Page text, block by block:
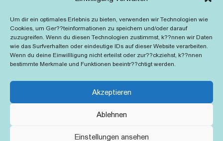
Um dir ein optimales Erlebnis zu bieten, verwenden wir Technologien wie
Cookies, um Ger??teinformationen zu speichern und/oder darauf
zuzugreifen. Wenn du diesen Technologien zustimmst, k??nnen wir Daten
wie das Surfverhalten oder eindeutige IDs auf dieser Website verarbeiten.
Wenn du deine Einwillligung nicht erteilst oder zur??ckziehst, k??nnen
bestimmte Merkmale und Funktionen beeintr??chtigt werden.
Akzeptieren
Ablehnen
Einstellungen ansehen
Grubenlampe … Tolstoy … Grün ist die Heide …
Lady Hamilton … Mütter verzaget nicht …
Ruttmann Werbefilme